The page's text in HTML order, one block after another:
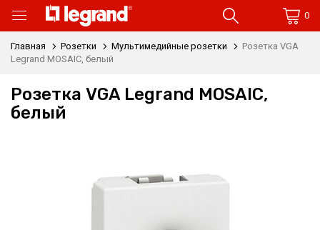
0
Главная Розетки Мультимедийные розетки
Розетка VGA
Legrand MOSAIC, белый
Розетка VGA Legrand MOSAIC,
белый